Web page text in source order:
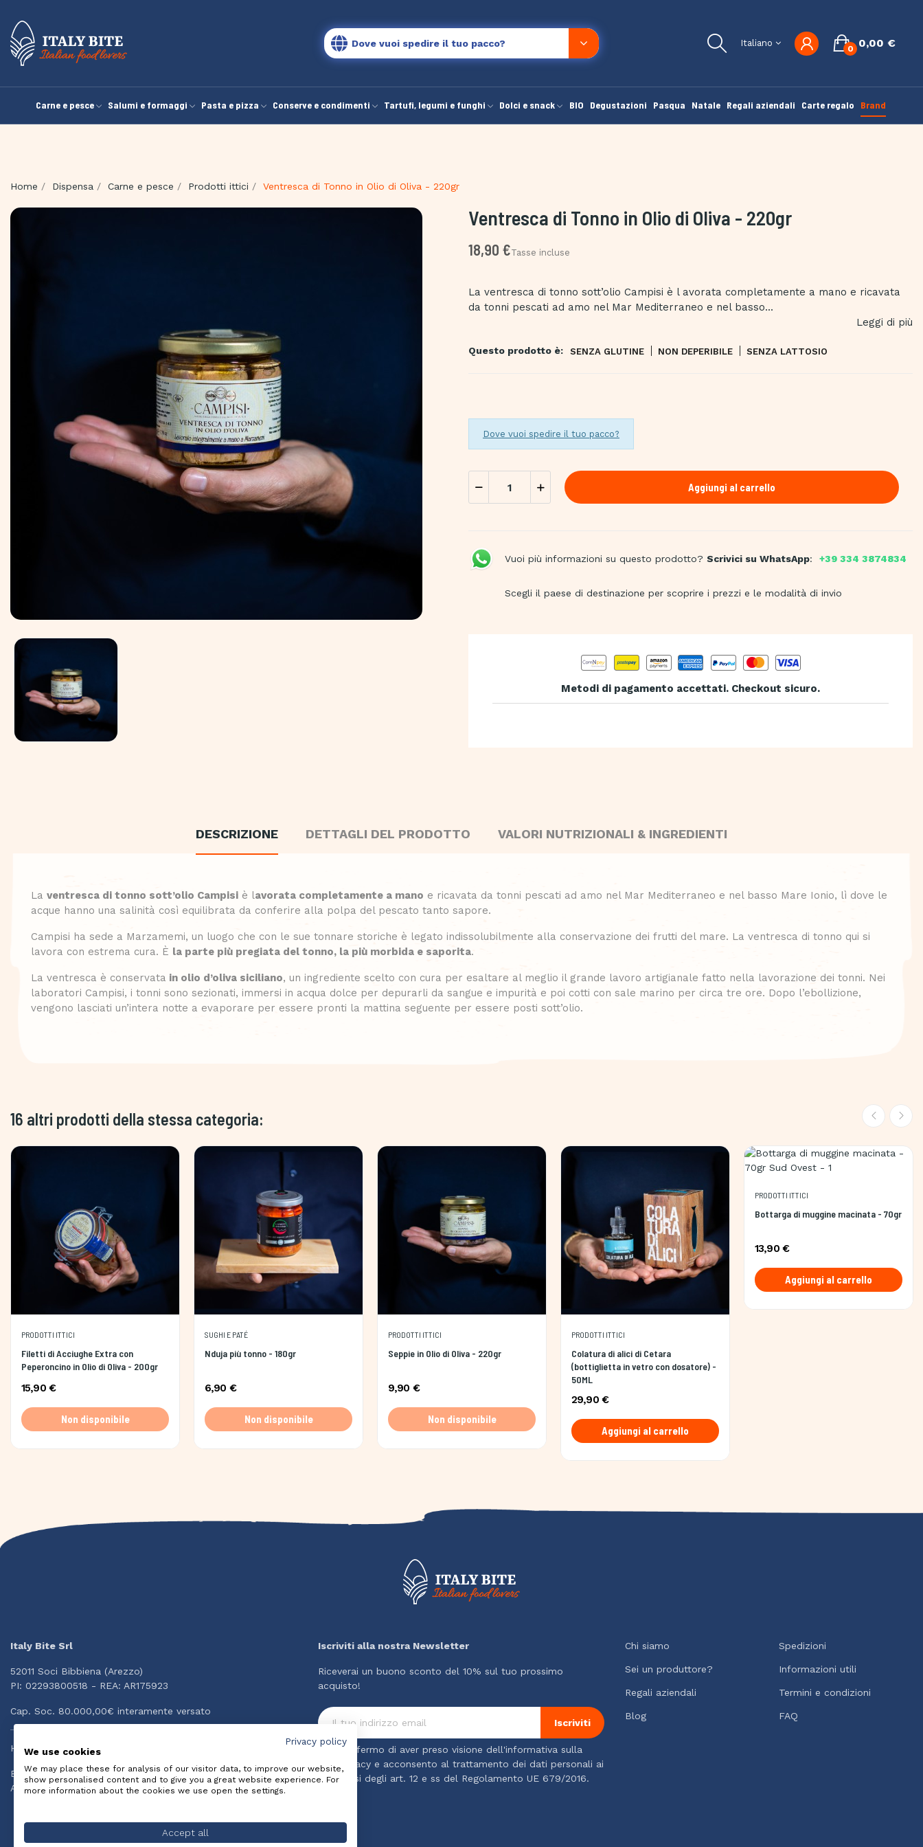
Dove vuoi spedire il tuo pacco? Italiano 0,00 €
0
Carne e pesce Salumi e formaggi Pasta e pizza Conserve e condimenti Tartufi, legumi e funghi Dolci e snack BIO Degustazioni Pasqua Natale Regali aziendali Carte regalo Brand
Home Dispensa Carne e pesce Prodotti ittici Ventresca di Tonno in Olio di Oliva - ​​​​​​​220gr
Ventresca di Tonno in Olio di Oliva - ​​​​​​​220gr
18,90 €Tasse incluse
La ventresca di tonno sott’olio Campisi è l avorata completamente a mano e ricavata
da tonni pescati ad amo nel Mar Mediterraneo e nel basso...
Leggi di più
Questo prodotto è: SENZA GLUTINE NON DEPERIBILE SENZA LATTOSIO
Dove vuoi spedire il tuo pacco?
Aggiungi al carrello
Vuoi più informazioni su questo prodotto? Scrivici su WhatsApp: +39 334 3874834
Scegli il paese di destinazione per scoprire i prezzi e le modalità di invio
Metodi di pagamento accettati. Checkout sicuro.
DESCRIZIONE DETTAGLI DEL PRODOTTO VALORI NUTRIZIONALI & INGREDIENTI
La ventresca di tonno sott’olio Campisi è lavorata completamente a mano e ricavata da tonni pescati ad amo nel Mar Mediterraneo e nel basso Mare Ionio, lì dove le
acque hanno una salinità così equilibrata da conferire alla polpa del pescato tanto sapore.
Campisi ha sede a Marzamemi, un luogo che con le sue tonnare storiche è legato indissolubilmente alla conservazione dei frutti del mare. La ventresca di tonno qui si
lavora con estrema cura. È la parte più pregiata del tonno, la più morbida e saporita.
La ventresca è conservata in olio d’oliva siciliano, un ingrediente scelto con cura per esaltare al meglio il grande lavoro artigianale fatto nella lavorazione dei tonni. Nei
laboratori Campisi, i tonni sono sezionati, immersi in acqua dolce per depurarli da sangue e impurità e poi cotti con sale marino per circa tre ore. Dopo l’ebollizione,
vengono lasciati un’intera notte a evaporare per essere pronti la mattina seguente per essere posti sott’olio.
16 altri prodotti della stessa categoria:
PRODOTTI ITTICI
Filetti di Acciughe Extra con
Peperoncino in Olio di Oliva - ​​​​​​​200gr
15,90 €
Non disponibile
SUGHI E PATÉ
Nduja più tonno - 180gr
6,90 €
Non disponibile
PRODOTTI ITTICI
Seppie in Olio di Oliva - ​​​​​​​220gr
9,90 €
Non disponibile
PRODOTTI ITTICI
Colatura di alici di Cetara
(bottiglietta in vetro con dosatore) -
50ML
29,90 €
Aggiungi al carrello
PRODOTTI ITTICI
Bottarga di muggine macinata - 70gr
13,90 €
Aggiungi al carrello
Italy Bite Srl
52011 Soci Bibbiena (Arezzo)
PI: 02293800518 - REA: AR175923
Cap. Soc. 80.000,00€ interamente versato
Hai bisogno di aiuto?
Email: info@italybite.it
Assistenza diretta Whatsapp: +39 334.3874834
Iscriviti alla nostra Newsletter
Riceverai un buono sconto del 10% sul tuo prossimo
acquisto!
Iscriviti
Confermo di aver preso visione dell'informativa sulla
privacy e acconsento al trattamento dei dati personali ai
sensi degli art. 12 e ss del Regolamento UE 679/2016.
Chi siamo
Sei un produttore?
Regali aziendali
Blog
Spedizioni
Informazioni utili
Termini e condizioni
FAQ
Privacy policy
We use cookies
We may place these for analysis of our visitor data, to improve our website,
show personalised content and to give you a great website experience. For
more information about the cookies we use open the settings.
Accept all